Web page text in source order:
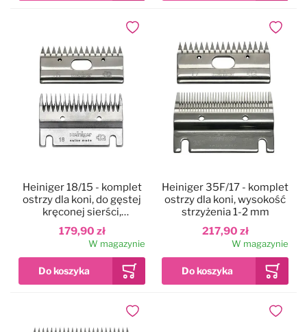
179,90 zł
Heiniger 18/15 - komplet
ostrzy dla koni, do gęstej
kręconej sierści,
wysokość strzyżenia 2-
4mm
W magazynie
Dodaj do ulubionych
217,90 zł
Heiniger 35F/17 - komplet
ostrzy dla koni, wysokość
strzyżenia 1-2 mm
W magazynie
Dodaj
Dodaj do ulubionych Dodaj